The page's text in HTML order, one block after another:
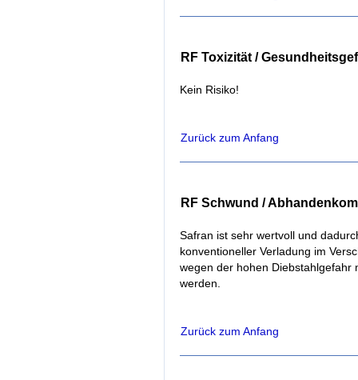
RF Toxizität /
Kein Risiko!
Zurück zum Anfang
RF Schwund /
Safran ist sehr wertvoll und
konventioneller Verladung im
wegen der hohen Diebstahlgefahr
werden.
Zurück zum Anfang